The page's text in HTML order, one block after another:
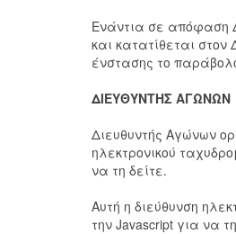
Ενάντια σε απόφαση
και κατατίθεται
ένστασης το
ΔΙΕΥΘΥΝΤΗΣ ΑΓΩΝΩΝ
Διευθυντής Αγώνων
ηλεκτρονικού
να τη δείτε.
Αυτή η διεύθυνση
την Javascript για να